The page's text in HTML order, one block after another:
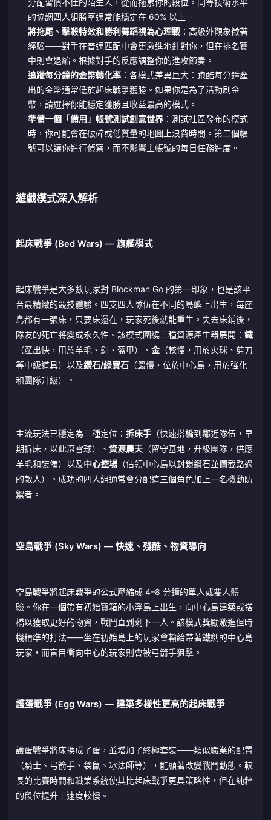
分配習慣不佳的陌生人，從而拖累你的段位。同等技術水平
的協調四人組勝率通常能穩定在 60% 以上。
將拖尾、擊殺特效和勝利舞蹈視為心理戰：高級外觀象徵著
經驗——對手在普通匹配中會更激進地針對你，但在排名賽
中則會退縮。根據對手的反應調整你的進攻節奏。
追蹤每分鐘的金幣轉化率：各模式差異巨大：跑酷每分鐘產
出的金幣通常低於起床戰爭獲勝。如果你是為了活動刷金
幣，請選擇你能穩定獲勝且收益最高的模式。
準備一個「備用」帳號測試創意世界：測試社區發布的模式
時，你可能會在破碎或低質量的地圖上浪費時間。第二個帳
號可以讓你進行偵察，而不影響主帳號的每日任務進度。
遊戲模式深入解析
起床戰爭 (Bed Wars) — 旗艦模式
起床戰爭是大多數玩家對 Blockman Go 的第一印象，也是該平
台最精緻的競技體驗。四支四人隊伍在不同的島嶼上出生，每座
島都有一張床，只要床還在，玩家死後就能重生。失去床鋪後，
隊友的死亡將變成永久性。該模式圍繞三種資源產生器展開： 鐵
（產出快，用於羊毛、劍、盔甲）、 金（較慢，用於火球、剪刀
等中級道具）以及鑽石/綠寶石 （最慢，位於中心島，用於強化
和團隊升級）。
主流玩法已穩定為三種定位： 拆床手 （快速搭橋到鄰近隊伍，早
期拆床，以此滾雪球）、 資源農夫 （留守基地，升級團隊，供應
羊毛和裝備）以及中心控場 （佔領中心島以封鎖鑽石並攔截路過
的敵人）。成功的四人組通常會分配這三個角色加上一名機動防
禦者。
空島戰爭 (Sky Wars) — 快速、殘酷、物資導向
空島戰爭將起床戰爭的公式壓縮成 4–8 分鐘的單人或雙人體
驗。你在一個帶有初始寶箱的小浮島上出生，向中心島建築或搭
橋以獲取更好的物資，戰鬥直到剩下一人。該模式獎勵激進但時
機精準的打法——坐在初始島上的玩家會輸給帶著鐵劍的中心島
玩家，而盲目衝向中心的玩家則會被弓箭手狙擊。
護蛋戰爭 (Egg Wars) — 建築多樣性更高的起床戰爭
護蛋戰爭將床換成了蛋，並增加了終極套裝——類似職業的配置
（騎士、弓箭手、袋鼠、冰法師等），能顯著改變戰鬥動態。較
長的比賽時間和職業系統使其比起床戰爭更具策略性，但在純粹
的段位提升上速度較慢。